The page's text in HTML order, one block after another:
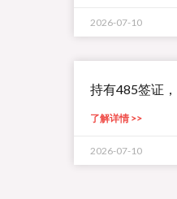
2026-07-10
持有485签证
了解详情 >>
2026-07-10